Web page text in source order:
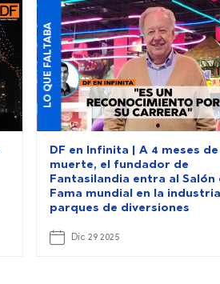
LO QUE FALTABA
DF en Infinita | A 4 meses de
muerte, el fundador de
Fantasilandia entra al Salón
Fama mundial en la
parques de diversiones
Dic 29 2025